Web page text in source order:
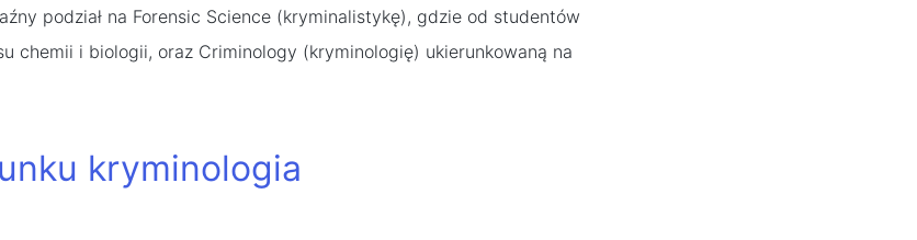
podział na Forensic Science (kryminalistykę), gdzie od studentów
chemii i biologii, oraz Criminology (kryminologię) ukierunkowaną na
kryminologia